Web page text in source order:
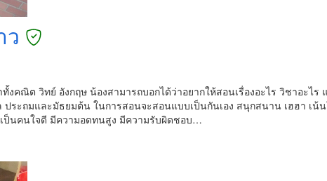
คณิต วิทย์ อังกฤษ น้องสามารถบอกได้ว่าอยากให้สอนเรื่องอะไร วิชาอะไร
ระถมและมัธยมต้น ในการสอนจะสอนแบบเป็นกันเอง สนุกสนาน เฮฮา เน้น
ป็นคนใจดี มีความอดทนสูง มีความรับผิดชอบ…